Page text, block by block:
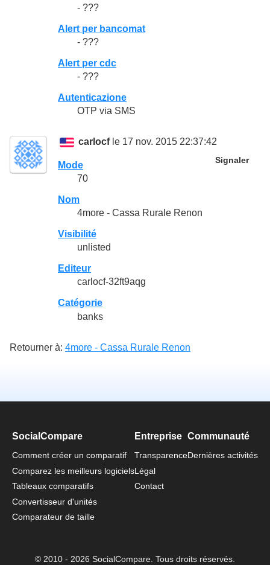
- ???
Alert per bancomat
- ???
Alert per cdc
- ???
Autenticazione
OTP via SMS
carlocfle 17 nov. 2015 22:37:42
Signaler
Mode
70
Nom
4more - Cassa Rurale Renon
Visibilité
unlisted
Editeur
carlocf-32ft9aqg
Catégorie
banks
Retourner à: 4more - Cassa Rurale Renon
SocialCompare
Comment créer un comparatif
Comparez les meilleurs logiciels
Tableaux comparatifs
Convertisseur d'unités
Comparateur de taille
Entreprise
Transparence
Légal
Contact
Communauté
Dernières activités
© 2010 - 2026 SocialCompare. Tous droits réservés.